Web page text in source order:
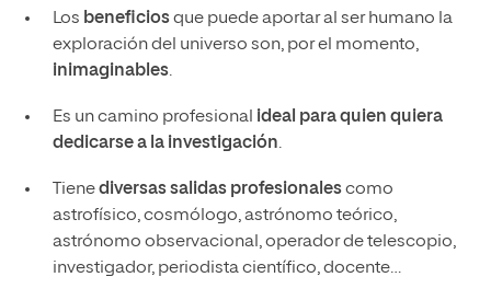
Los beneficiosque puede aportar al ser humano la
exploración del universo son, por el momento,
inimaginables.
Es un camino profesional ideal para quien quiera
dedicarse a la investigación.
Tienediversas salidas profesionalescomo
astrofísico, cosmólogo, astrónomo teórico,
astrónomo observacional, operador de telescopio,
investigador, periodista científico, docente…